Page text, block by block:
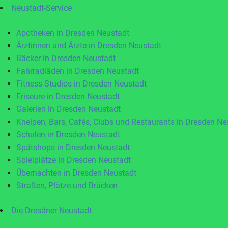
Neustadt-Service
Apotheken in Dresden Neustadt
Ärztinnen und Ärzte in Dresden Neustadt
Bäcker in Dresden Neustadt
Fahrradläden in Dresden Neustadt
Fitness-Studios in Dresden Neustadt
Friseure in Dresden Neustadt
Galerien in Dresden Neustadt
Kneipen, Bars, Cafés, Clubs und Restaurants in Dresden
Schulen in Dresden Neustadt
Spätshops in Dresden Neustadt
Spielplätze in Dresden Neustadt
Übernachten in Dresden Neustadt
Straßen, Plätze und Brücken
Die Dresdner Neustadt